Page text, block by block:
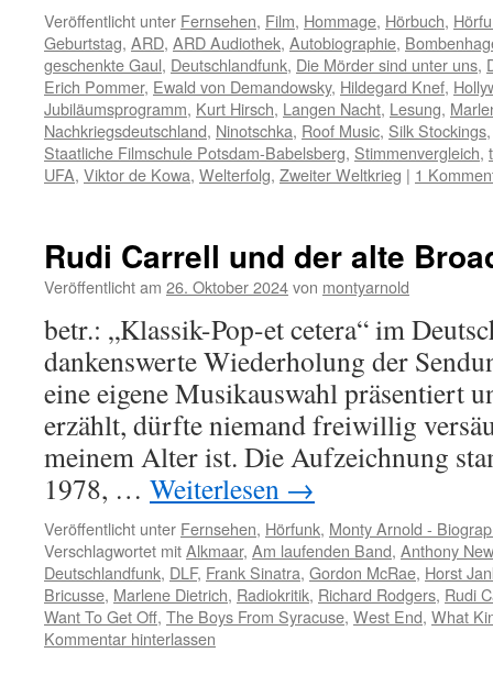
Veröffentlicht unter Fernsehen, Film, Hommage, Hörbuch,
Geburtstag, ARD, ARD Audiothek, Autobiographie,
geschenkte Gaul, Deutschlandfunk, Die Mörder sind unter uns,
Erich Pommer, Ewald von Demandowsky, Hildegard Knef,
Jubiläumsprogramm, Kurt Hirsch, Langen Nacht, Lesung,
Nachkriegsdeutschland, Ninotschka, Roof Music, Silk Stockings
Staatliche Filmschule Potsdam-Babelsberg, Stimmenvergleich,
UFA, Viktor de Kowa, Welterfolg, Zweiter Weltkrieg | 1
Rudi Carrell und der alte
Veröffentlicht am 26. Oktober 2024von montyarnold
betr.: „Klassik-Pop-et cetera“ im
dankenswerte Wiederholung der
eine eigene Musikauswahl präsentiert
erzählt, dürfte niemand freiwillig
meinem Alter ist. Die Aufzeichnung
1978, … Weiterlesen →
Veröffentlicht unter Fernsehen, Hörfunk, Monty Arnold -
Verschlagwortet mitAlkmaar, Am laufenden Band, Anthony
Deutschlandfunk, DLF, Frank Sinatra, Gordon McRae, Horst
Bricusse, Marlene Dietrich, Radiokritik, Richard Rodgers, Rudi
Want To Get Off, The Boys From Syracuse, West End, What
Kommentar hinterlassen